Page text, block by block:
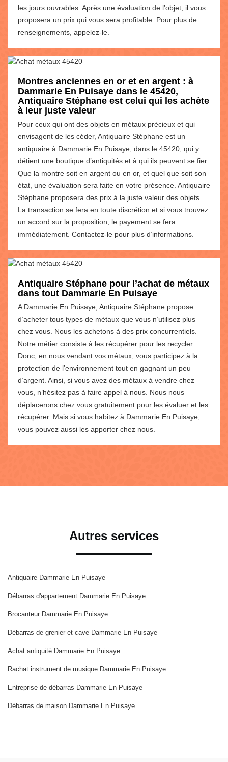
les jours ouvrables. Après une évaluation de l’objet, il vous
proposera un prix qui vous sera profitable. Pour plus de
renseignements, appelez-le.
Montres anciennes en or et en argent : à
Dammarie En Puisaye dans le 45420,
Antiquaire Stéphane est celui qui les achète
à leur juste valeur
Pour ceux qui ont des objets en métaux précieux et qui
envisagent de les céder, Antiquaire Stéphane est un
antiquaire à Dammarie En Puisaye, dans le 45420, qui y
détient une boutique d’antiquités et à qui ils peuvent se fier.
Que la montre soit en argent ou en or, et quel que soit son
état, une évaluation sera faite en votre présence. Antiquaire
Stéphane proposera des prix à la juste valeur des objets.
La transaction se fera en toute discrétion et si vous trouvez
un accord sur la proposition, le payement se fera
immédiatement. Contactez-le pour plus d’informations.
Antiquaire Stéphane pour l’achat de métaux
dans tout Dammarie En Puisaye
A Dammarie En Puisaye, Antiquaire Stéphane propose
d’acheter tous types de métaux que vous n’utilisez plus
chez vous. Nous les achetons à des prix concurrentiels.
Notre métier consiste à les récupérer pour les recycler.
Donc, en nous vendant vos métaux, vous participez à la
protection de l’environnement tout en gagnant un peu
d’argent. Ainsi, si vous avez des métaux à vendre chez
vous, n’hésitez pas à faire appel à nous. Nous nous
déplacerons chez vous gratuitement pour les évaluer et les
récupérer. Mais si vous habitez à Dammarie En Puisaye,
vous pouvez aussi les apporter chez nous.
Autres services
Antiquaire Dammarie En Puisaye
Débarras d'appartement Dammarie En Puisaye
Brocanteur Dammarie En Puisaye
Débarras de grenier et cave Dammarie En Puisaye
Achat antiquité Dammarie En Puisaye
Rachat instrument de musique Dammarie En Puisaye
Entreprise de débarras Dammarie En Puisaye
Débarras de maison Dammarie En Puisaye